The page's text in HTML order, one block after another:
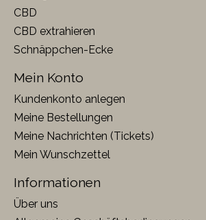
CBD
CBD extrahieren
Schnäppchen-Ecke
Mein Konto
Kundenkonto anlegen
Meine Bestellungen
Meine Nachrichten (Tickets)
Mein Wunschzettel
Informationen
Über uns